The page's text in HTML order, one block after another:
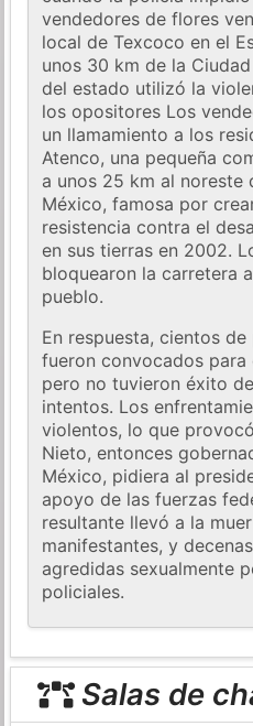
vendedores de flores
local de Texcoco en el
unos 30 km de la
del estado utilizó la
los opositores Los
un llamamiento a los
Atenco, una pequeña
a unos 25 km al noreste
México, famosa por
resistencia contra el
en sus tierras en 2002.
bloquearon la carretera
pueblo.
En respuesta, cientos
fueron convocados para
pero no tuvieron éxito
intentos. Los
violentos, lo que
Nieto, entonces
México, pidiera al
apoyo de las fuerzas
resultante llevó a la
manifestantes, y
agredidas sexualmente
policiales.
Salas de